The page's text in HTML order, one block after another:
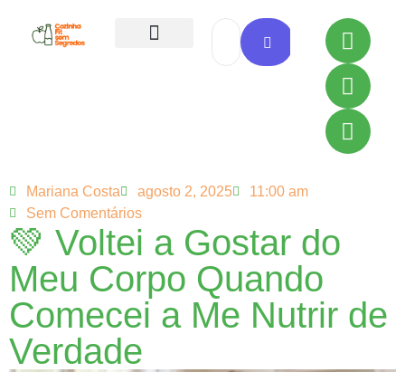
Mariana Costa agosto 2, 2025
11:00 am
Sem Comentários
💚 Voltei a Gostar do
Meu Corpo Quando
Comecei a Me Nutrir de
Verdade